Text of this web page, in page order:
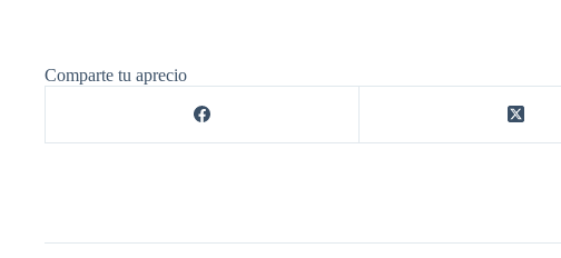
Comparte tu aprecio